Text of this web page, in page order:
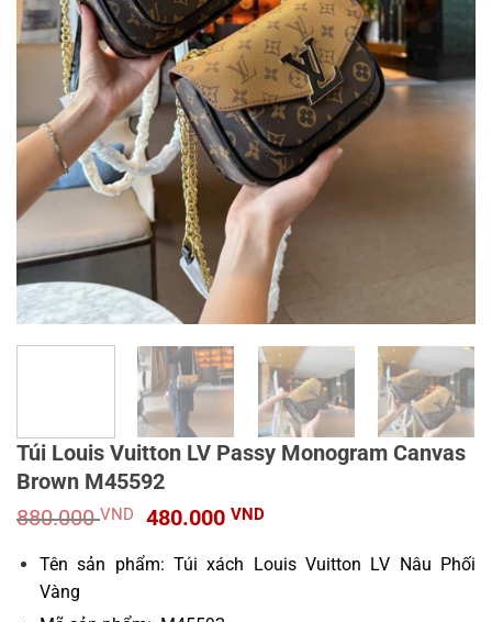
Túi Louis Vuitton LV Passy Monogram Canvas
Brown M45592
880.000VND
Giá
là:
480.000 VNDGiá
tại
Tên sản phẩm: Túi xách Louis Vuitton LV Nâu Phối
Vàng